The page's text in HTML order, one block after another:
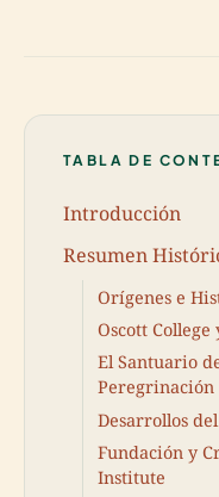
TABLA DE
Introducción
Resumen
Orígenes e
Oscott
El Santuario
Peregrinación
Desarrollos
Fundación y
Institute